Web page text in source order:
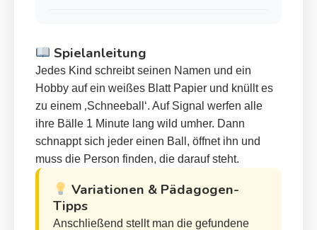
Spielanleitung
Jedes Kind schreibt seinen Namen und ein
Hobby auf ein weißes Blatt Papier und knüllt es
zu einem ‚Schneeball‘. Auf Signal werfen alle
ihre Bälle 1 Minute lang wild umher. Dann
schnappt sich jeder einen Ball, öffnet ihn und
muss die Person finden, die darauf steht.
Variationen & Pädagogen-
Tipps
Anschließend stellt man die gefundene